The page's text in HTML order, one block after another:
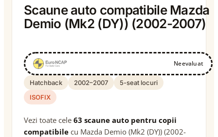
Scaune auto compatibile Mazda
Demio (Mk2 (DY)) (2002-2007)
Neevaluat
Hatchback 2002–2007
5-seat locuri
ISOFIX
Vezi toate cele 63 scaune auto pentru copii
compatibile cu Mazda Demio (Mk2 (DY)) (2002-